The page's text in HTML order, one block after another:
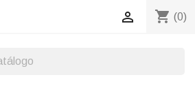
shopping_cart (0)
